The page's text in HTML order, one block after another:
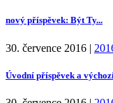
nový příspěvek: Být Ty...
30. července 2016 |
Úvodní příspěvek a